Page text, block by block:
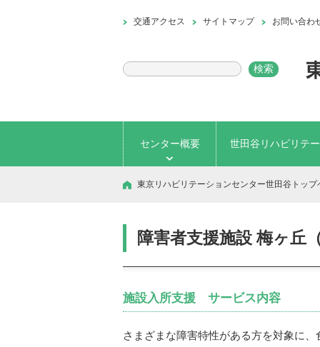
交通アクセス サイトマップ お問い合わ
センター概要 世田谷リハビリテ
東京リハビリテーションセンター世田谷トップ
障害者支援施設 梅ヶ丘
施設入所支援 サービス内容
さまざまな障害特性がある方を対象に